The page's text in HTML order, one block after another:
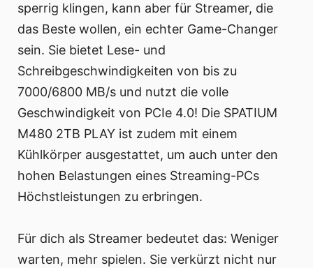
sperrig klingen, kann aber für Streamer, die
das Beste wollen, ein echter Game-Changer
sein. Sie bietet Lese- und
Schreibgeschwindigkeiten von bis zu
7000/6800 MB/s und nutzt die volle
Geschwindigkeit von PCIe 4.0! Die SPATIUM
M480 2TB PLAY ist zudem mit einem
Kühlkörper ausgestattet, um auch unter den
hohen Belastungen eines Streaming-PCs
Höchstleistungen zu erbringen.
Für dich als Streamer bedeutet das: Weniger
warten, mehr spielen. Sie verkürzt nicht nur